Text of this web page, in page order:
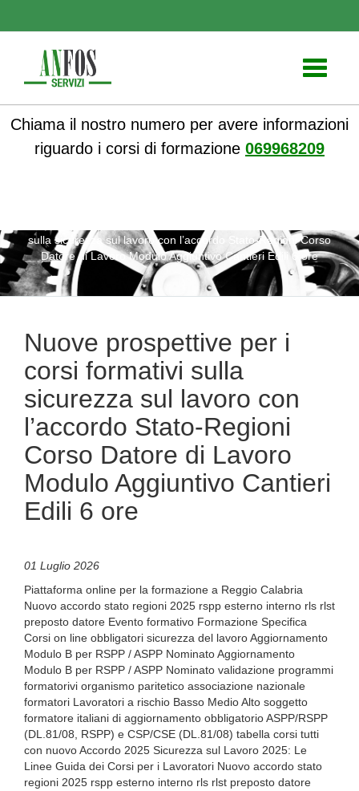
Toggle
Chiama il nostro numero per avere informazioni
riguardo i corsi di formazione 069968209
sulla sicurezza sul lavoro con l’accordo Stato-Regioni Corso
Datore di Lavoro Modulo Aggiuntivo Cantieri Edili 6 ore
Nuove prospettive per i
corsi formativi sulla
sicurezza sul lavoro con
l’accordo Stato-Regioni
Corso Datore di Lavoro
Modulo Aggiuntivo Cantieri
Edili 6 ore
01 Luglio 2026
Piattaforma online per la formazione a Reggio Calabria
Nuovo accordo stato regioni 2025 rspp esterno interno rls rlst
preposto datore Evento formativo Formazione Specifica
Corsi on line obbligatori sicurezza del lavoro Aggiornamento
Modulo B per RSPP / ASPP Nominato Aggiornamento
Modulo B per RSPP / ASPP Nominato validazione programmi
formatorivi organismo paritetico associazione nazionale
formatori Lavoratori a rischio Basso Medio Alto soggetto
formatore italiani di aggiornamento obbligatorio ASPP/RSPP
(DL.81/08, RSPP) e CSP/CSE (DL.81/08) tabella corsi tutti
con nuovo Accordo 2025 Sicurezza sul Lavoro 2025: Le
Linee Guida dei Corsi per i Lavoratori Nuovo accordo stato
regioni 2025 rspp esterno interno rls rlst preposto datore